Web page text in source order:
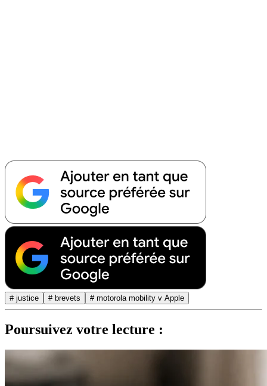
# justice # brevets # motorola mobility v Apple
Poursuivez votre lecture :